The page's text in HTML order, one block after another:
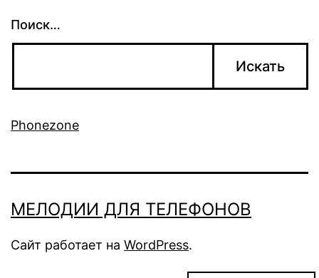
Поиск…
Phonezone
МЕЛОДИИ ДЛЯ ТЕЛЕФОНОВ
Сайт работает на WordPress.